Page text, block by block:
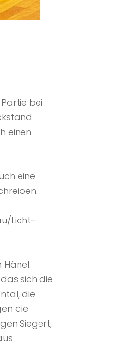
bei
einen
eine
Licht-
sich die
die
die
Siegert,